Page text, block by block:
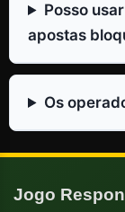
Posso
apostas
Os
Jogo